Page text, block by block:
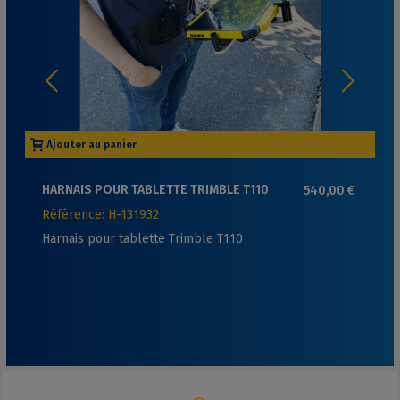
Ajouter au panier
HARNAIS POUR TABLETTE TRIMBLE T110 540,00 €
Référence: H-131932
Harnais pour tablette Trimble T110